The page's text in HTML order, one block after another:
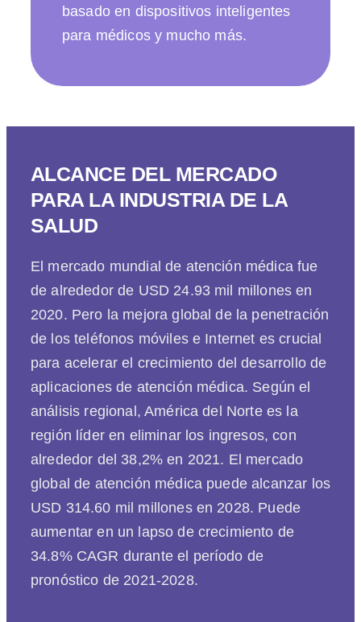
basado en dispositivos inteligentes
para médicos y mucho más.
ALCANCE DEL MERCADO
PARA LA INDUSTRIA DE LA
SALUD
El mercado mundial de atención médica fue
de alrededor de USD 24.93 mil millones en
2020. Pero la mejora global de la penetración
de los teléfonos móviles e Internet es crucial
para acelerar el crecimiento del desarrollo de
aplicaciones de atención médica. Según el
análisis regional, América del Norte es la
región líder en eliminar los ingresos, con
alrededor del 38,2% en 2021. El mercado
global de atención médica puede alcanzar los
USD 314.60 mil millones en 2028. Puede
aumentar en un lapso de crecimiento de
34.8% CAGR durante el período de
pronóstico de 2021-2028.